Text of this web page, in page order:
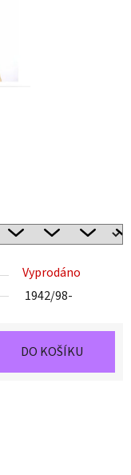
Vyprodáno
1942/98-
DO KOŠÍKU